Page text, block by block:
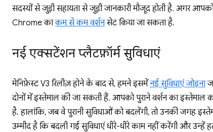
सदस्यों से जुड़ी सहायता से जुड़ी जानकारी मौजूद होती है. अगर
Chrome काकम से कम वर्शनसेट किया जा सकता है.
नई एक्सटेंशन प्लैटफ़ॉर्म सुविधाएं
मेनिफ़ेस्ट V3 रिलीज़ होने के बाद से, हमने इसमेंनई सुविधाएं जोड़ना
दोनों में इस्तेमाल की जा सकती हैं. आपको पुराने वर्शन का
है. हालांकि, जब वे पुरानी सुविधाओं को बदलेंगी, तो उनकी जगह
उम्मीद है कि बदली गई सुविधाएं धीरे-धीरे काम नहीं करेंगी और उन्हें